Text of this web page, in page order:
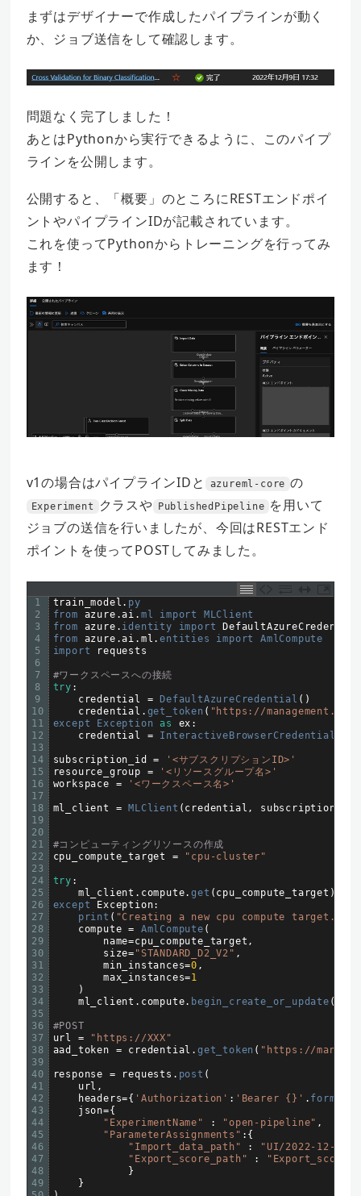
まずはデザイナーで作成したパイプラインが動く
か、ジョブ送信をして確認します。
問題なく完了しました！
あとはPythonから実行できるように、このパイプ
ラインを公開します。
公開すると、「概要」のところにRESTエンドポイ
ントやパイプラインIDが記載されています。
これを使ってPythonからトレーニングを行ってみ
ます！
v1の場合はパイプラインIDと azureml-core の
Experiment クラスや PublishedPipeline を用いて
ジョブの送信を行いましたが、今回はRESTエンド
ポイントを使ってPOSTしてみました。
1
2
3
4
5
6
7
8
9
10
11
12
13
14
15
16
17
18
19
20
21
22
23
24
25
26
27
28
29
30
31
32
33
34
35
36
37
38
39
40
41
42
43
44
45
46
47
48
49
train_model . py
from azure .ai . ml import MLClient
from azure . identity import DefaultAzureCredential
from azure .ai . ml .entities import AmlCompute
import
requests
#ワークスペースへの接続
try :
credential
= DefaultAzureCredential ( )
credential . get_token ( "https://
except
Exception as ex :
credential
= InteractiveBrowserCredential
subscription_id =
'<サブスクリプションID>'
resource_group
=
'<リソースグループ名>'
workspace
= '<ワークスペース名>'
ml_client = MLClient ( credential , subscription_id
#コンピューティングリソースの作成
cpu_compute_target
= "cpu-cluster"
try :
ml_client . compute.get ( cpu_compute_target )
except
Exception:
print ( "Creating a new cpu compute target..."
compute = AmlCompute (
name=cpu_compute_target ,
size= "STANDARD_D2_V2" ,
min_instances=0 ,
max_instances=1
)
ml_client . compute. begin_create_or_update (
#POST
url
=
"https://XXX"
aad_token
= credential .get_token ( "https://
response = requests . post (
url ,
headers={ 'Authorization' : 'Bearer {}' . format
json={
"ExperimentName"
: "open-pipeline" ,
"ParameterAssignments" : {
"Import_data_path"
:
"UI/2022-12-
"Export_score_path"
:
"Export_score/
}
}